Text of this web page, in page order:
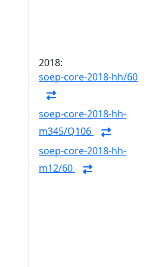
2018:
soep-core-2018-hh/60
soep-core-2018-hh-
m345/Q106
soep-core-2018-hh-
m12/60